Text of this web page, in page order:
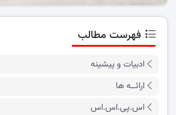
فهرست مطالب
ادبیات و پیشینه
ارائــه ها
اس.پی.اس.اس